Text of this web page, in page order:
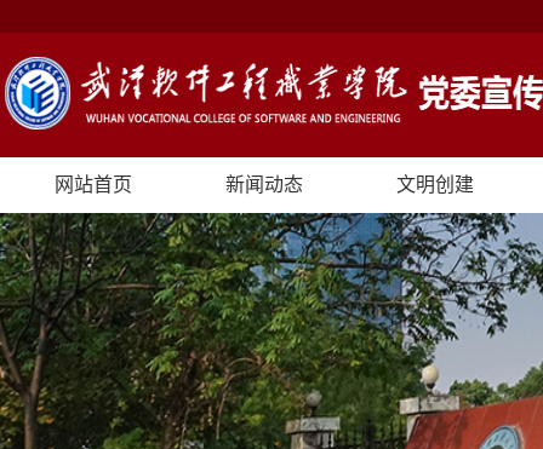
网站首页 新闻动态 文明创建